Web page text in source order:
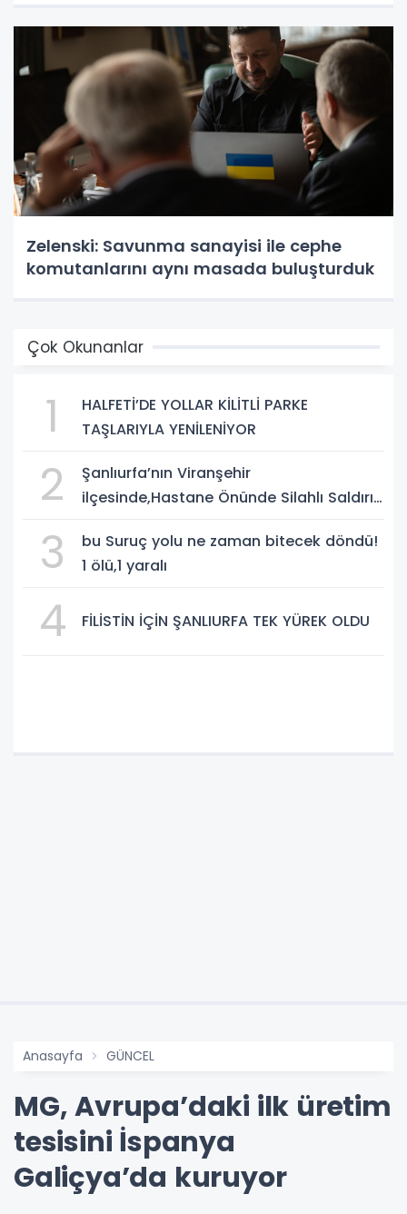
Zelenski: Savunma sanayisi ile cephe
komutanlarını aynı masada buluşturduk
Çok Okunanlar
1
HALFETİ’DE YOLLAR KİLİTLİ PARKE
TAŞLARIYLA YENİLENİYOR
2
Şanlıurfa’nın Viranşehir
ilçesinde,Hastane Önünde Silahlı Saldırı:
3
bu Suruç yolu ne zaman bitecek döndü!
1 ölü,1 yaralı
4 FİLİSTİN İÇİN ŞANLIURFA TEK YÜREK OLDU
Anasayfa GÜNCEL
MG, Avrupa’daki ilk üretim
tesisini İspanya
Galiçya’da kuruyor